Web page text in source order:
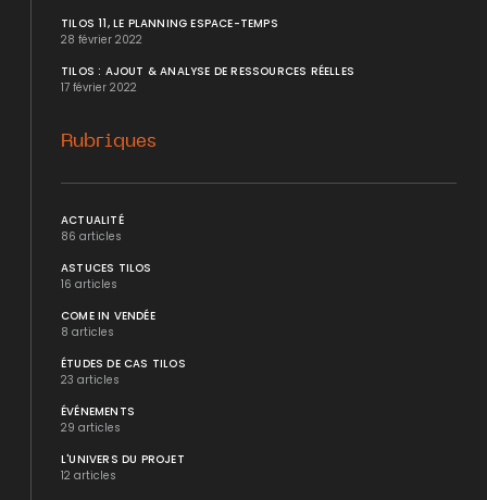
TILOS 11, LE PLANNING ESPACE-TEMPS
28 février 2022
TILOS : AJOUT & ANALYSE DE RESSOURCES RÉELLES
17 février 2022
Rubriques
ACTUALITÉ
86 articles
ASTUCES TILOS
16 articles
COME IN VENDÉE
8 articles
ÉTUDES DE CAS TILOS
23 articles
ÉVÉNEMENTS
29 articles
L'UNIVERS DU PROJET
12 articles